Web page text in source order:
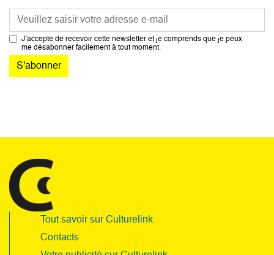
Courriel
J’accepte de recevoir cette newsletter et je comprends que je peux
me désabonner facilement à tout moment.
Tout savoir sur Culturelink
Contacts